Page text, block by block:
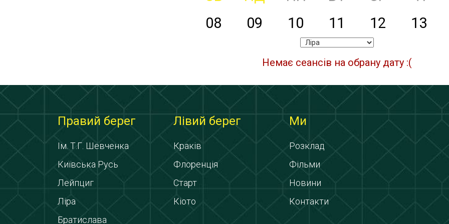
08
09 10 11 12 13
Немає сеансів на обрану дату :(
Правий берег
Ім. Т.Г. Шевченка
Київська Русь
Лейпциг
Ліра
Братислава
Лівий берег
Краків
Флоренція
Старт
Кіото
Ми
Розклад
Фільми
Новини
Контакти